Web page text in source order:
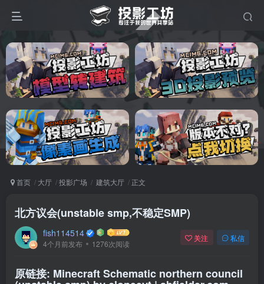
首页 大厅 投影广场 建筑大厅 正文
北方议会(unstable smp,不稳定SMP)
fish114514
4个月前发布 1276次阅读
关注 私信
原链接: Minecraft Schematic northern council